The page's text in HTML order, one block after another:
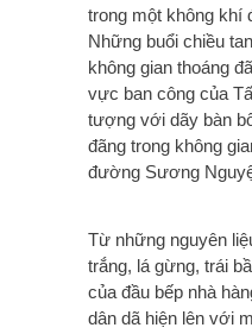
trong một không khí
Những buổi chiều
không gian thoáng
vực ban công của
tượng với dãy bàn
đãng trong không
đường Sương
Từ những nguyên
trắng, lá gừng, trái
của đầu bếp nhà
dân dã hiện lên với